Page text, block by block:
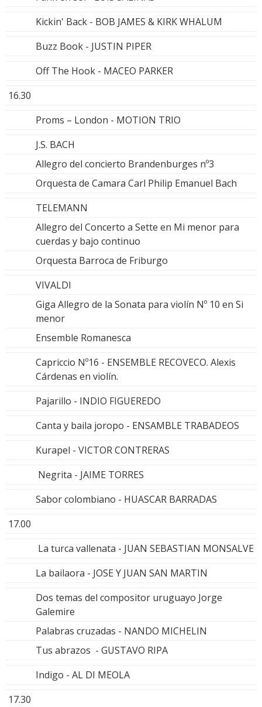
Kickin' Back - BOB JAMES & KIRK WHALUM
Buzz Book - JUSTIN PIPER
Off The Hook - MACEO PARKER
16.30
Proms – London - MOTION TRIO
J.S. BACH
Allegro del concierto Brandenburges nº3
Orquesta de Camara Carl Philip Emanuel Bach
TELEMANN
Allegro del Concerto a Sette en Mi menor para
cuerdas y bajo continuo
Orquesta Barroca de Friburgo
VIVALDI
Giga Allegro de la Sonata para violín Nº 10 en Si
menor
Ensemble Romanesca
Capriccio Nº16 - ENSEMBLE RECOVECO. Alexis
Cárdenas en violín.
Pajarillo - INDIO FIGUEREDO
Canta y baila joropo - ENSAMBLE TRABADEOS
Kurapel - VICTOR CONTRERAS
Negrita - JAIME TORRES
Sabor colombiano - HUASCAR BARRADAS
17.00
La turca vallenata - JUAN SEBASTIAN MONSALVE
La bailaora - JOSE Y JUAN SAN MARTIN
Dos temas del compositor uruguayo Jorge
Galemire
Palabras cruzadas - NANDO MICHELIN
Tus abrazos - GUSTAVO RIPA
Indigo - AL DI MEOLA
17.30